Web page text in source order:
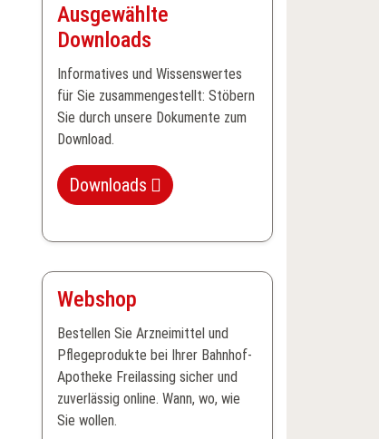
Ausgewählte
Downloads
Informatives und Wissenswertes
für Sie zusammengestellt: Stöbern
Sie durch unsere Dokumente zum
Download.
Downloads
Webshop
Bestellen Sie Arzneimittel und
Pflegeprodukte bei Ihrer Bahnhof-
Apotheke Freilassing sicher und
zuverlässig online. Wann, wo, wie
Sie wollen.